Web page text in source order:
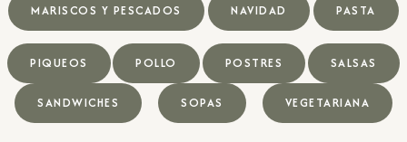
MARISCOS Y PESCADOS NAVIDAD PASTA
PIQUEOS POLLO POSTRES SALSAS
SANDWICHES SOPAS VEGETARIANA